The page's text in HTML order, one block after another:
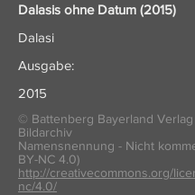
Dalasis ohne Datum (2015)
Dalasi
Ausgabe:
2015
© Battenberg Bayerland Verlag
Bildarchiv
Namensnennung - Nicht
BY-NC 4.0)
http://creativecommons.org/
nc/4.0/